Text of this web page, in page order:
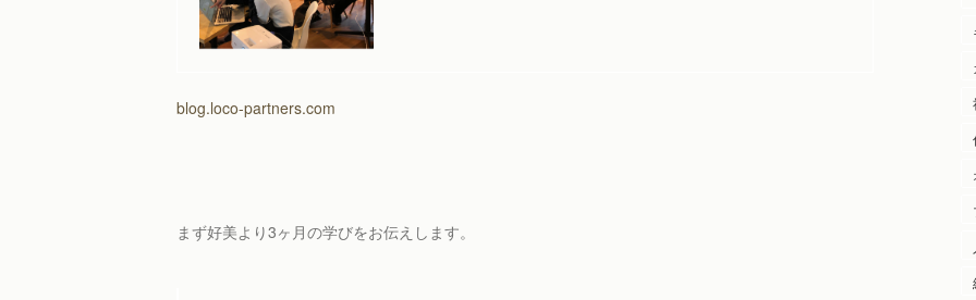
blog.loco-partners.com
まず好美より3ヶ月の学びをお伝えします。